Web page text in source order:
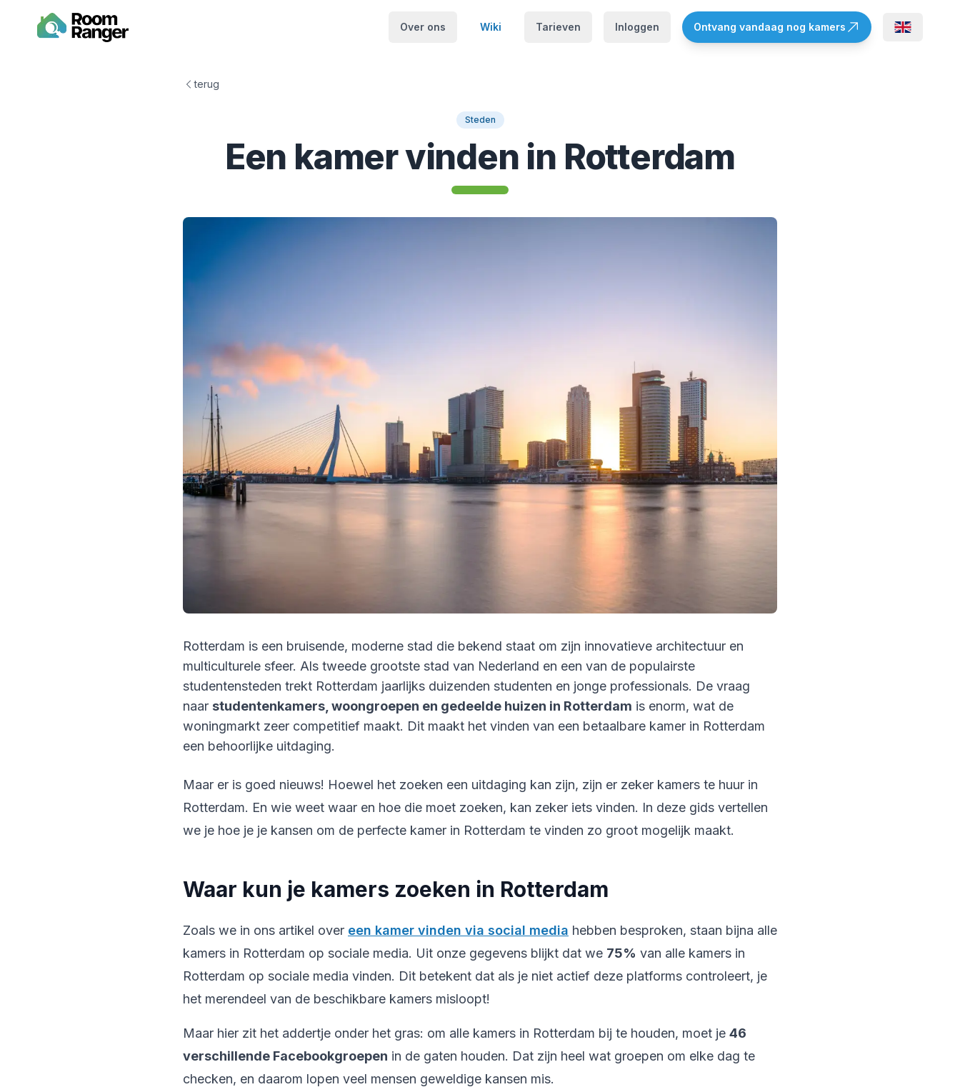
Over ons Wiki Tarieven Inloggen Ontvang vandaag nog kamers
terug
Steden
Een kamer vinden in Rotterdam
Rotterdam is een bruisende, moderne stad die bekend staat om zijn innovatieve architectuur en
multiculturele sfeer. Als tweede grootste stad van Nederland en een van de populairste
studentensteden trekt Rotterdam jaarlijks duizenden studenten en jonge professionals. De vraag
naar studentenkamers, woongroepen en gedeelde huizen in Rotterdam is enorm, wat de
woningmarkt zeer competitief maakt. Dit maakt het vinden van een betaalbare kamer in Rotterdam
een behoorlijke uitdaging.
Maar er is goed nieuws! Hoewel het zoeken een uitdaging kan zijn, zijn er zeker kamers te huur in
Rotterdam. En wie weet waar en hoe die moet zoeken, kan zeker iets vinden. In deze gids vertellen
we je hoe je je kansen om de perfecte kamer in Rotterdam te vinden zo groot mogelijk maakt.
Waar kun je kamers zoeken in Rotterdam
Zoals we in ons artikel over een kamer vinden via social media hebben besproken, staan bijna alle
kamers in Rotterdam op sociale media. Uit onze gegevens blijkt dat we 75% van alle kamers in
Rotterdam op sociale media vinden. Dit betekent dat als je niet actief deze platforms controleert, je
het merendeel van de beschikbare kamers misloopt!
Maar hier zit het addertje onder het gras: om alle kamers in Rotterdam bij te houden, moet je 46
verschillende Facebookgroepen in de gaten houden. Dat zijn heel wat groepen om elke dag te
checken, en daarom lopen veel mensen geweldige kansen mis.